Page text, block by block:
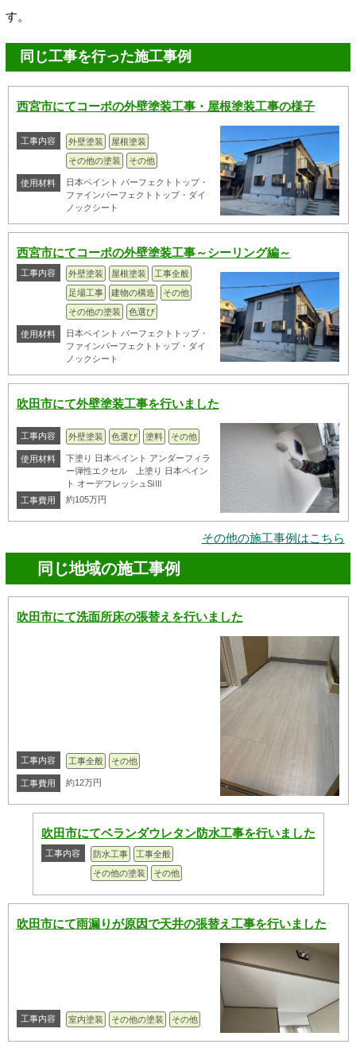
す。
同じ工事を行った施工事例
西宮市にてコーポの外壁塗装工事・屋根塗装工事の様子
工事内容 外壁塗装
屋根塗装
その他の塗装
その他
使用材料
日本ペイント パーフェクトトップ・
ファインパーフェクトトップ・ダイ
ノックシート
西宮市にてコーポの外壁塗装工事～シーリング編～
工事内容 外壁塗装 屋根塗装
工事全般
足場工事
建物の構造
その他
その他の塗装
色選び
使用材料
日本ペイント パーフェクトトップ・
ファインパーフェクトトップ・ダイ
ノックシート
吹田市にて外壁塗装工事を行いました
工事内容 外壁塗装 色選び 塗料 その他
使用材料
下塗り 日本ペイント アンダーフィラ
ー弾性エクセル 上塗り 日本ペイン
ト オーデフレッシュSiⅢ
工事費用
約105万円
その他の施工事例はこちら
同じ地域の施工事例
吹田市にて洗面所床の張替えを行いました
工事内容 工事全般 その他
工事費用 約12万円
吹田市にてベランダウレタン防水工事を行いました
工事内容 防水工事
工事全般
その他の塗装
その他
吹田市にて雨漏りが原因で天井の張替え工事を行いました
工事内容 室内塗装 その他の塗装 その他